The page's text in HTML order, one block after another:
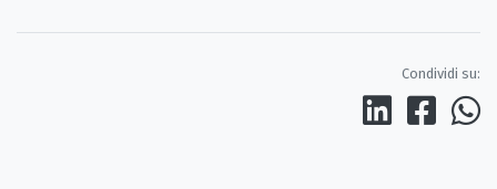
Condividi su: